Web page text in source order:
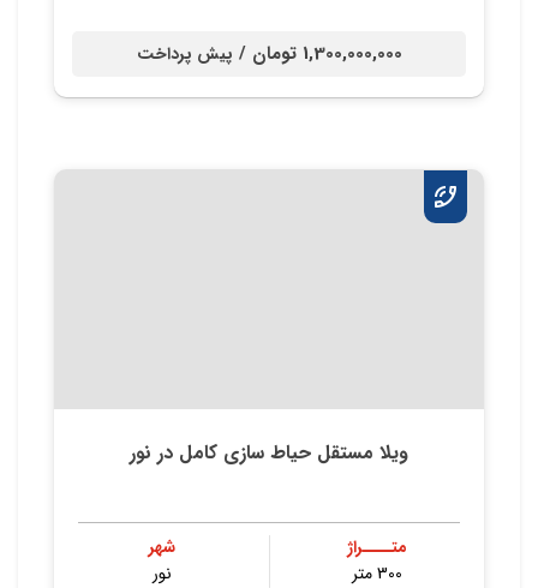
1,300,000,000 تومان / پیش پرداخت
ویلا مستقل حیاط سازی کامل در نور
متــــراژ
300 متر
شهر
نور